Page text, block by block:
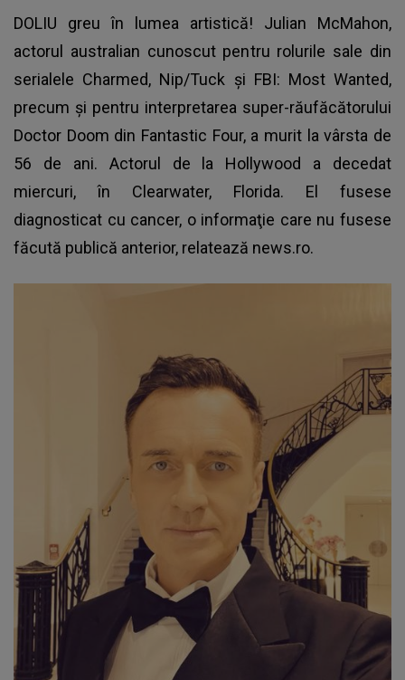
DOLIU greu în lumea artistică! Julian McMahon,
actorul australian cunoscut pentru rolurile sale din
serialele Charmed, Nip/Tuck şi FBI: Most Wanted,
precum şi pentru interpretarea super-răufăcătorului
Doctor Doom din Fantastic Four, a murit la vârsta de
56 de ani. Actorul de la Hollywood a decedat
miercuri, în Clearwater, Florida. El fusese
diagnosticat cu cancer, o informaţie care nu fusese
făcută publică anterior, relatează news.ro.